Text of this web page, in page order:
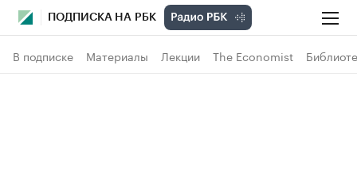
ПОДПИСКА НА РБК
В подписке Материалы Лекции The Economist